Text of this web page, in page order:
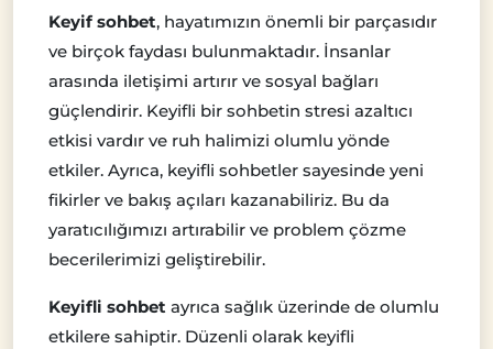
Keyif sohbet, hayatımızın önemli bir parçasıdır
ve birçok faydası bulunmaktadır. İnsanlar
arasında iletişimi artırır ve sosyal bağları
güçlendirir. Keyifli bir sohbetin stresi azaltıcı
etkisi vardır ve ruh halimizi olumlu yönde
etkiler. Ayrıca, keyifli sohbetler sayesinde yeni
fikirler ve bakış açıları kazanabiliriz. Bu da
yaratıcılığımızı artırabilir ve problem çözme
becerilerimizi geliştirebilir.
Keyifli sohbet ayrıca sağlık üzerinde de olumlu
etkilere sahiptir. Düzenli olarak keyifli